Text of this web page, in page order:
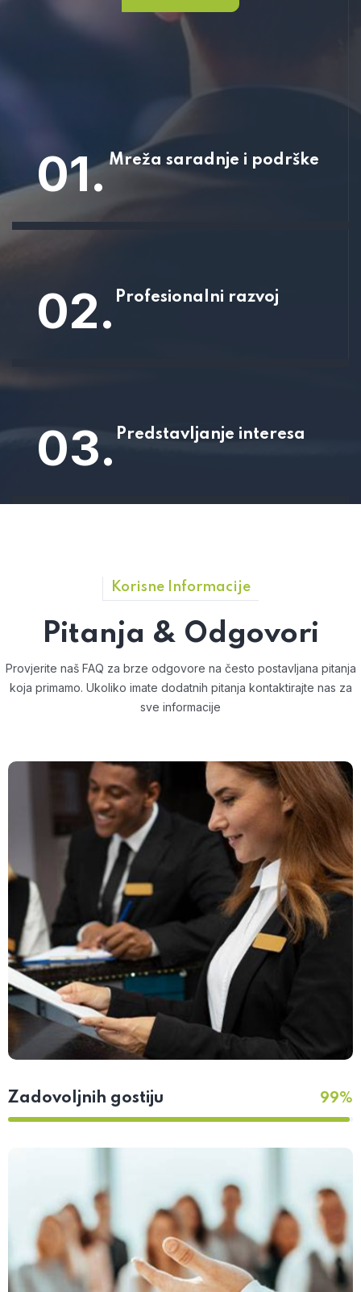
01.Mreža saradnje i podrške
02. Profesionalni razvoj
03. Predstavljanje interesa
Korisne Informacije
Pitanja & Odgovori
Provjerite naš FAQ za brze odgovore na često postavljana pitanja
koja primamo. Ukoliko imate dodatnih pitanja kontaktirajte nas za
sve informacije
Zadovoljnih gostiju 99%